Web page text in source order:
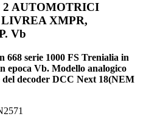
2 AUTOMOTRICI
LIVREA XMPR,
Vb
668 serie 1000 FS Trenialia in
epoca Vb. Modello analogico
decoder DCC Next 18(NEM